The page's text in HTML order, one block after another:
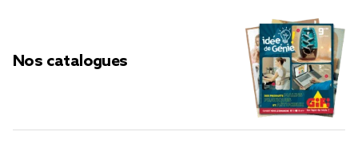
Nos catalogues